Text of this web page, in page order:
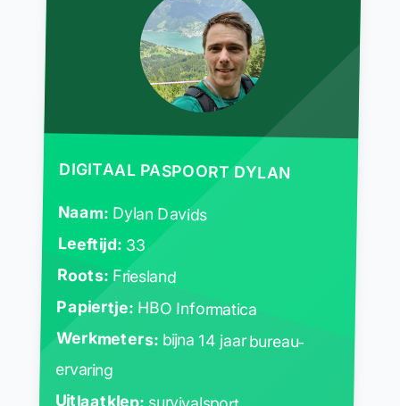
DIGITAAL PASPOORT DYLAN
Naam: Dylan Davids
Leeftijd: 33
Roots: Friesland
Papiertje: HBO Informatica
Werkmeters: bijna 14 jaar bureau-
ervaring
Uitlaatklep: